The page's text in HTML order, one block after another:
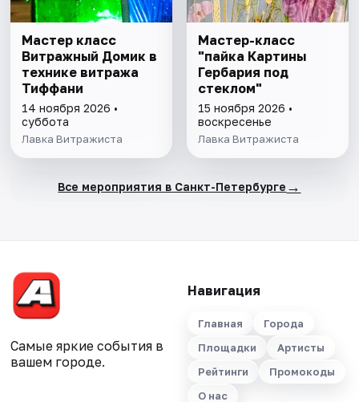
Мастер класс
Витражный Домик в
технике витража
Тиффани
14 ноября 2026 •
суббота
Лавка Витражиста
Мастер-класс
"пайка Картины
Гербария под
стеклом"
15 ноября 2026 •
воскресенье
Лавка Витражиста
Все мероприятия в Санкт-Петербурге →
Самые яркие события в
вашем городе.
Навигация
Главная
Города
Площадки
Артисты
Рейтинги
Промокоды
О нас